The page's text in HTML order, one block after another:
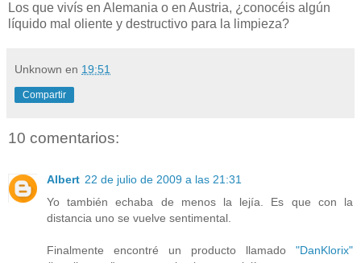
Los que vivís en Alemania o en Austria, ¿conocéis algún
líquido mal oliente y destructivo para la limpieza?
Unknown en 19:51
Compartir
10 comentarios:
Albert 22 de julio de 2009 a las 21:31
Yo también echaba de menos la lejía. Es que con la
distancia uno se vuelve sentimental.
Finalmente encontré un producto llamado "DanKlorix"